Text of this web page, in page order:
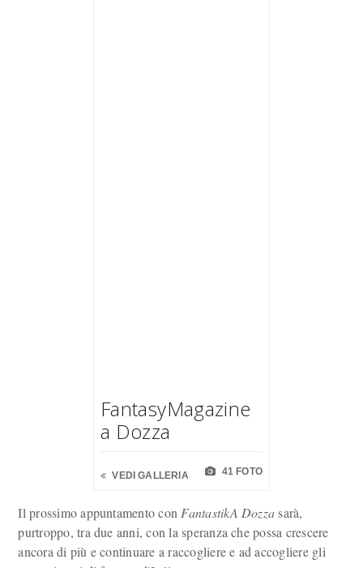
FantasyMagazine
a Dozza
VEDI GALLERIA 41 FOTO
Il prossimo appuntamento con FantastikA Dozzasarà,
purtroppo, tra due anni, con la speranza che possa crescere
ancora di più e continuare a raccogliere e ad accogliere gli